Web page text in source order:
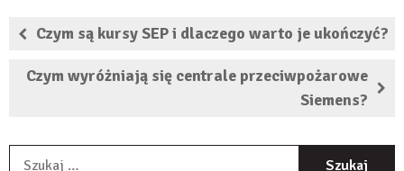
Czym są kursy SEP i dlaczego warto je ukończyć?
Czym wyróżniają się centrale przeciwpożarowe
Siemens?